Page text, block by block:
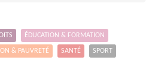
ÉDUCATION & FORMATION
& PAUVRETÉ SANTÉ SPORT